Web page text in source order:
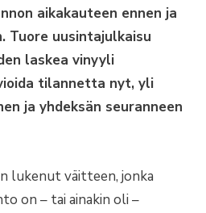
aikakauteen ennen ja
Tuore uusintajulkaisu
laskea vinyyli
tilannetta nyt, yli
ja yhdeksän seuranneen
lukenut väitteen, jonka
on – tai ainakin oli –